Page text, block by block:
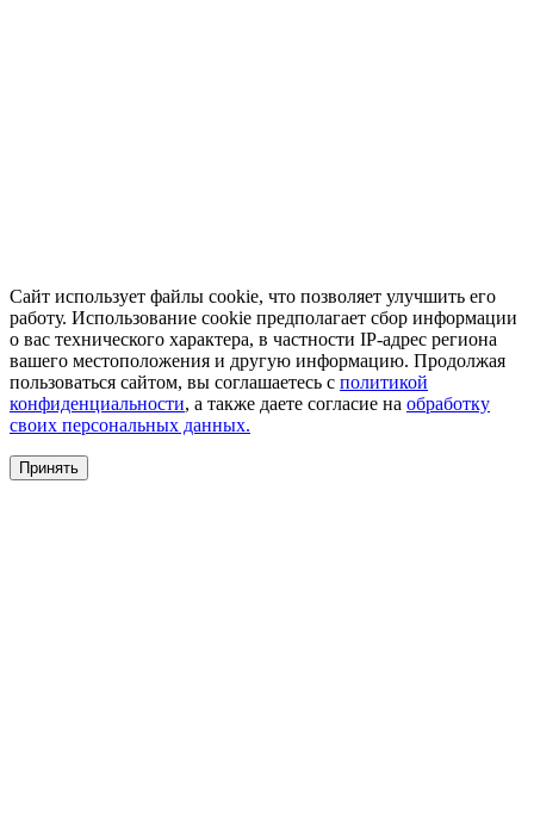
Сайт использует файлы cookie, что позволяет улучшить его
работу. Использование cookie предполагает сбор информации
о вас технического характера, в частности IP-адрес региона
вашего местоположения и другую информацию. Продолжая
пользоваться сайтом, вы соглашаетесь с политикой
конфиденциальности, а также даете согласие на обработку
своих персональных данных.
Принять